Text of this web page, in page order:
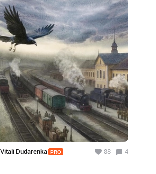
Vitali Dudarenka PRO 88 4